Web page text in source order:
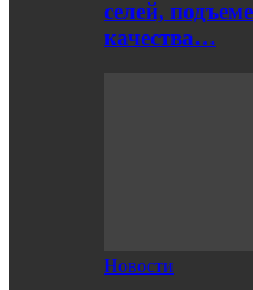
селей,
качества…
Новости